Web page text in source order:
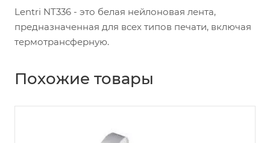
Lentri NT336 - это белая нейлоновая лента,
предназначенная для всех типов печати, включая
термотрансферную.
Похожие товары